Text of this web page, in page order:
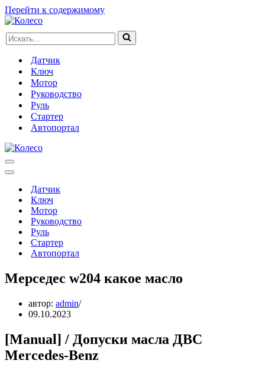
Перейти к содержимому
Искать...
Датчик
Ключ
Мотор
Руководство
Руль
Стартер
Автопортал
Меню
навигации
Меню
навигацииДатчик
Ключ
Мотор
Руководство
Руль
Стартер
Автопортал
Мерседес w204 какое масло
автор: admin
09.10.2023
[Manual] / Допуски масла ДВС
Мercedes-Benz